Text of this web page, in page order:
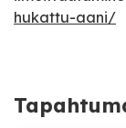
hukattu-aani/